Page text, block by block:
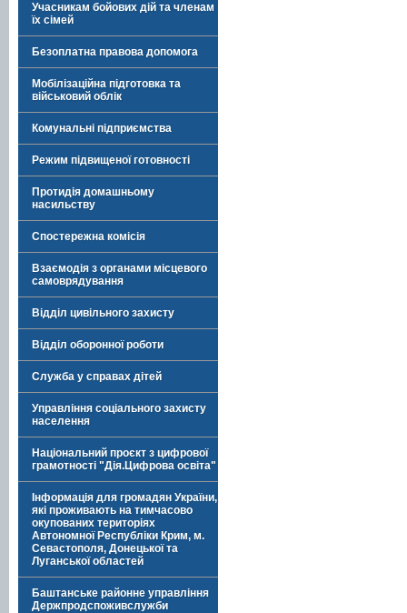
Учасникам бойових дій та членам
їх сімей
Безоплатна правова допомога
Мобілізаційна підготовка та
військовий облік
Комунальні підприємства
Режим підвищеної готовності
Протидія домашньому
насильству
Спостережна комісія
Взаємодія з органами місцевого
самоврядування
Відділ цивільного захисту
Відділ оборонної роботи
Служба у справах дітей
Управління соціального захисту
населення
Національний проєкт з цифрової
грамотності "Дія.Цифрова освіта"
Інформація для громадян України,
які проживають на тимчасово
окупованих територіях
Автономної Республіки Крим, м.
Севастополя, Донецької та
Луганської областей
Баштанське районне управління
Держпродспоживслужби